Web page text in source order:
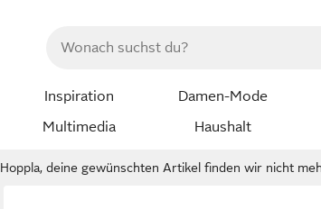
Inspiration Damen-Mode
Multimedia
Haushalt
Hoppla, deine gewünschten Artikel finden wir nicht